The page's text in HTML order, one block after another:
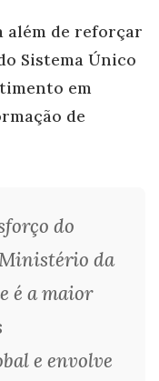
além de reforçar
Sistema Único
em
de
do
da
é a maior
e envolve